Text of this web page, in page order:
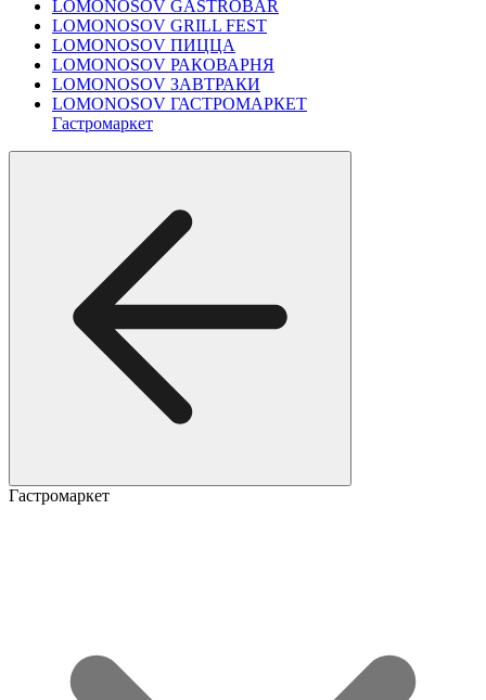
LOMONOSOV GASTROBAR
LOMONOSOV GRILL FEST
LOMONOSOV ПИЦЦА
LOMONOSOV РАКОВАРНЯ
LOMONOSOV ЗАВТРАКИ
LOMONOSOV ГАСТРОМАРКЕТ
Гастромаркет
Гастромаркет